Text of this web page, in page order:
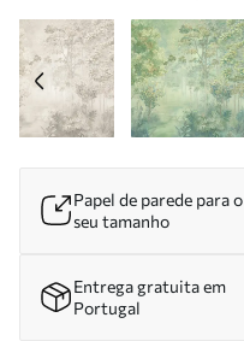
Papel de parede para o
seu tamanho
Entrega gratuita em
Portugal